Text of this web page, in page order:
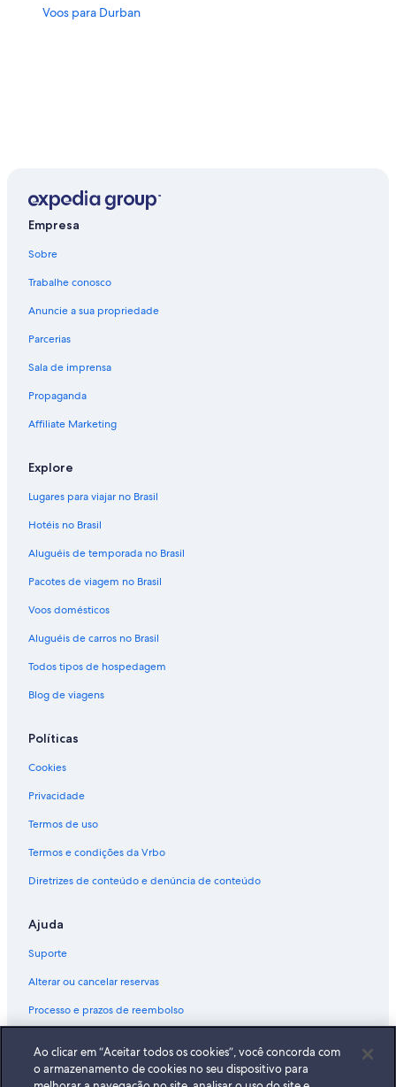
Voos para Durban
Empresa
Sobre
Trabalhe conosco
Anuncie a sua propriedade
Parcerias
Sala de imprensa
Propaganda
Affiliate Marketing
Explore
Lugares para viajar no Brasil
Hotéis no Brasil
Aluguéis de temporada no Brasil
Pacotes de viagem no Brasil
Voos domésticos
Aluguéis de carros no Brasil
Todos tipos de hospedagem
Blog de viagens
Políticas
Cookies
Privacidade
Termos de uso
Termos e condições da Vrbo
Diretrizes de conteúdo e denúncia de conteúdo
Ajuda
Suporte
Alterar ou cancelar reservas
Processo e prazos de reembolso
Documentos para viagens internacionais
Ao clicar em “Aceitar todos os cookies”, você concorda com
o armazenamento de cookies no seu dispositivo para